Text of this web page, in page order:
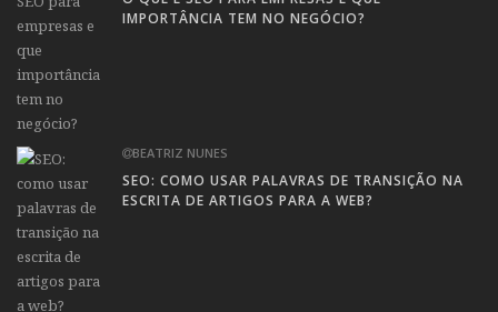
IMPORTÂNCIA TEM NO NEGÓCIO?
BEATRIZ NUNES
SEO: COMO USAR PALAVRAS DE TRANSIÇÃO NA
ESCRITA DE ARTIGOS PARA A WEB?